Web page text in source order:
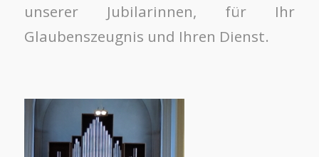
unserer Jubilarinnen, für Ihr
Glaubenszeugnis und Ihren Dienst.